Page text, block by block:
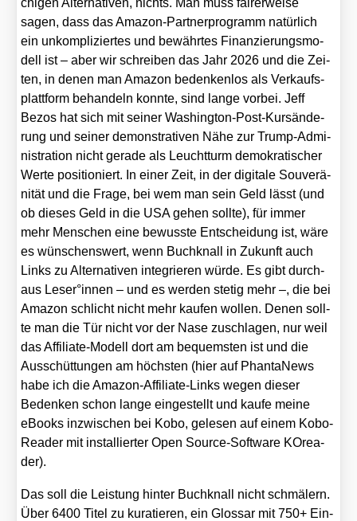
sagen, dass das Ama­zon-Part­ner­pro­gramm natür­lich
ein unkom­pli­zier­tes und bewähr­tes Finan­zie­rungs­mo­
dell ist – aber wir schrei­ben das Jahr 2026 und die Zei­
ten, in denen man Ama­zon beden­ken­los als Ver­kaufs­
platt­form behan­deln konn­te, sind lan­ge vor­bei. Jeff
Bezos hat sich mit sei­ner Washing­ton-Post-Kurs­än­de­
rung und sei­ner demons­tra­ti­ven Nähe zur Trump-Admi­
nis­tra­ti­on nicht gera­de als Leucht­turm demo­kra­ti­scher
Wer­te posi­tio­niert. In einer Zeit, in der digi­ta­le Sou­ve­rä­
ni­tät und die Fra­ge, bei wem man sein Geld lässt (und
ob die­ses Geld in die USA gehen soll­te), für immer
mehr Men­schen eine bewuss­te Ent­schei­dung ist, wäre
es wün­schens­wert, wenn Buch­knall in Zukunft auch
Links zu Alter­na­ti­ven inte­grie­ren wür­de. Es gibt durch­
aus Leser°innen – und es wer­den ste­tig mehr –, die bei
Ama­zon schlicht nicht mehr kau­fen wol­len. Denen soll­
te man die Tür nicht vor der Nase zuschla­gen, nur weil
das Affi­lia­te-Modell dort am bequems­ten ist und die
Aus­schüt­tun­gen am höchs­ten (hier auf Phan­ta­News
habe ich die Ama­zon-Affi­lia­te-Links wegen die­ser
Beden­ken schon lan­ge ein­ge­stellt und kau­fe mei­ne
eBooks inzwi­schen bei Kobo, gele­sen auf einem Kobo-
Rea­der mit instal­lier­ter Open Source-Soft­ware KOrea­
der).
Das soll die Leis­tung hin­ter Buch­knall nicht schmä­lern.
Über 6400 Titel zu kura­tie­ren, ein Glos­sar mit 750+ Ein­